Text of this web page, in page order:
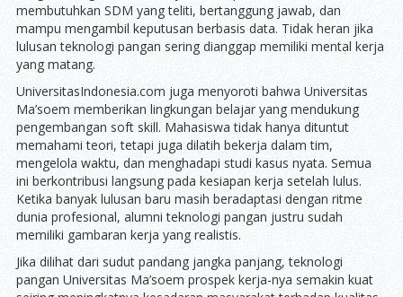
membutuhkan SDM yang teliti, bertanggung jawab, dan
mampu mengambil keputusan berbasis data. Tidak heran jika
lulusan teknologi pangan sering dianggap memiliki mental kerja
yang matang.
UniversitasIndonesia.com juga menyoroti bahwa Universitas
Ma’soem memberikan lingkungan belajar yang mendukung
pengembangan soft skill. Mahasiswa tidak hanya dituntut
memahami teori, tetapi juga dilatih bekerja dalam tim,
mengelola waktu, dan menghadapi studi kasus nyata. Semua
ini berkontribusi langsung pada kesiapan kerja setelah lulus.
Ketika banyak lulusan baru masih beradaptasi dengan ritme
dunia profesional, alumni teknologi pangan justru sudah
memiliki gambaran kerja yang realistis.
Jika dilihat dari sudut pandang jangka panjang, teknologi
pangan Universitas Ma’soem prospek kerja-nya semakin kuat